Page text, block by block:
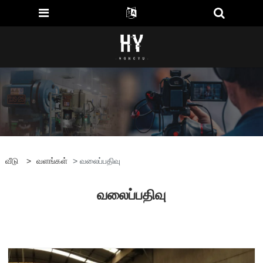
வீடு > வளங்கள் > வலைப்பதிவு
வலைப்பதிவு